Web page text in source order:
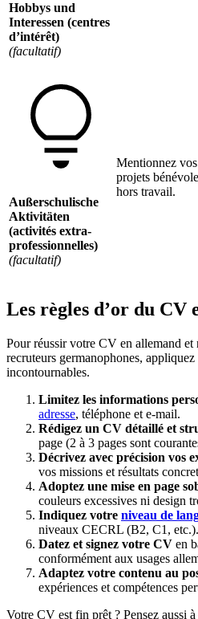
Hobbys und
Interessen (centres
d’intérêt)
(facultatif)
Außerschulische
Aktivitäten
(activités extra-
professionnelles)
(facultatif)
Mentionnez
projets
hors travail.
Les règles d’or du CV
Pour réussir votre CV en allemand et
recruteurs germanophones,
incontournables.
Limitez les informations
adresse, téléphone et e-mail.
Rédigez un CV détaillé et
page (2 à 3 pages sont
Décrivez avec précision vos
vos missions et résultats
Adoptez une mise en page
couleurs excessives ni design
Indiquez votre niveau de
niveaux CECRL (B2, C1, etc.).
Datez et signez votre CV en
conformément aux usages
Adaptez votre contenu au
expériences et compétences
Votre CV est fin prêt ? Pensez aussi